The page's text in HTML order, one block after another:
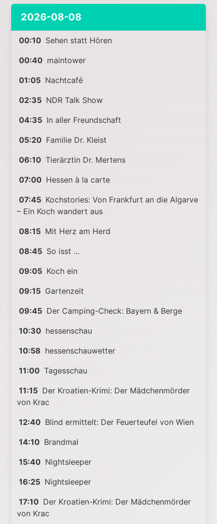
2026-08-08
00:10 Sehen statt Hören
00:40 maintower
01:05 Nachtcafé
02:35 NDR Talk Show
04:35 In aller Freundschaft
05:20 Familie Dr. Kleist
06:10 Tierärztin Dr. Mertens
07:00 Hessen à la carte
07:45 Kochstories: Von Frankfurt an die Algarve
– Ein Koch wandert aus
08:15 Mit Herz am Herd
08:45 So isst ...
09:05 Koch ein
09:15 Gartenzeit
09:45 Der Camping-Check: Bayern & Berge
10:30 hessenschau
10:58 hessenschauwetter
11:00 Tagesschau
11:15 Der Kroatien-Krimi: Der Mädchenmörder
von Krac
12:40 Blind ermittelt: Der Feuerteufel von Wien
14:10 Brandmal
15:40 Nightsleeper
16:25 Nightsleeper
17:10 Der Kroatien-Krimi: Der Mädchenmörder
von Krac